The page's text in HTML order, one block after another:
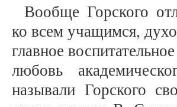
Вообще Горского
ко всем учащимся,
главное
любовь
называли Горского